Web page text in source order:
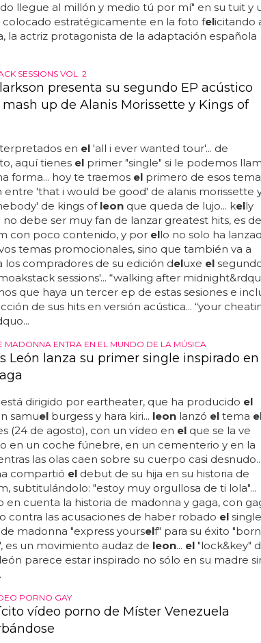
llegue al millón y medio tú por mí" en su tuit y
colocado estratégicamente en la foto felicitando
la actriz protagonista de la adaptación española
SESSIONS VOL. 2
presenta su segundo EP acústico
up de Alanis Morissette y Kings of
en el'all i ever wanted tour'... de
aquí tienes elprimer "single" si le podemos
forma... hoy te traemos elprimero de esos
entre 'that i would be good' de alanis morissette
de kings of leonque queda de lujo... kelly
no debe ser muy fan de lanzar greatest hits, es
con poco contenido, y por ello no solo ha
temas promocionales, sino que también va a
los compradores de su edición deluxe el
sessions'... “walking after
que haya un tercer ep de estas sesiones e
de sus hits en versión acústica... “your
MADONNA ENTRA EN EL MUNDO DE LA MÚSICA
León lanza su primer single inspirado en
dirigido por eartheater, que ha producido el
samuelburgess y hara kiri... leonlanzó eltema
(24 de agosto), con un vídeo en elque se la ve
en un coche fúnebre, en un cementerio y en la
las olas caen sobre su cuerpo casi desnudo...
compartió eldebut de su hija en su historia de
subtitulándolo: "estoy muy orgullosa de ti lola"...
en cuenta la historia de madonna y gaga, con
contra las acusaciones de haber robado elsingle
madonna "express yourself" para su éxito "born
es un movimiento audaz de leon... el"lock&key"
parece estar inspirado no sólo en su madre
PORNO GAY
vídeo porno de Míster Venezuela